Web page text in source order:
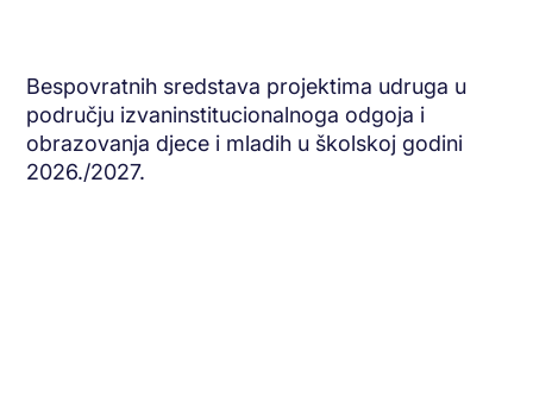
Bespovratnih sredstava projektima udruga u
području izvaninstitucionalnoga odgoja i
obrazovanja djece i mladih u školskoj godini
2026./2027.